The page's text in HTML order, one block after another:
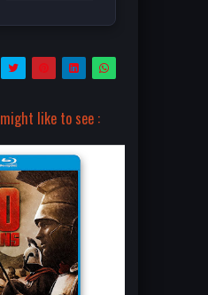
like to see :